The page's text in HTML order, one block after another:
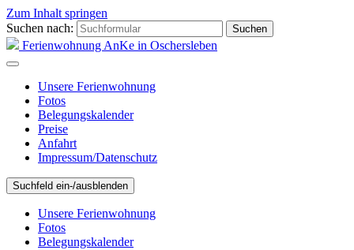
Zum Inhalt springen
Suchen nach:
Ferienwohnung AnKe in Oschersleben
Unsere Ferienwohnung
Fotos
Belegungskalender
Preise
Anfahrt
Impressum/Datenschutz
Suchfeld ein-/ausblenden
Unsere Ferienwohnung
Fotos
Belegungskalender